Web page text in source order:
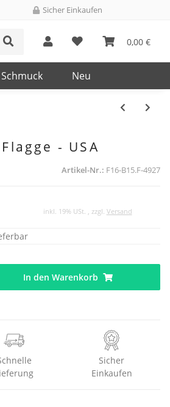
Sicher Einkaufen
0,00 €
Neu
- USA
Artikel-Nr.: F16-B15.F-4927
inkl. 19% USt. , zzgl. Versand
In den Warenkorb
Sicher
Einkaufen